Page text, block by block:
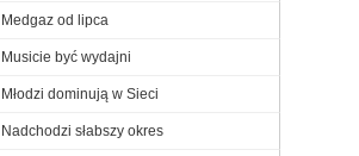
Medgaz od lipca
Musicie być wydajni
Młodzi dominują w Sieci
Nadchodzi słabszy okres